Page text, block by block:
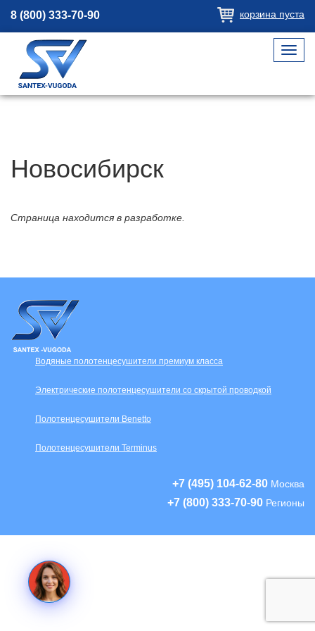
8 (800) 333-70-90 корзина пуста
Новосибирск
Страница находится в разработке.
Водяные полотенцесушители премиум класса
Электрические полотенцесушители со скрытой проводкой
Полотенцесушители Benetto
Полотенцесушители Terminus
+7 (495) 104-62-80 Москва
+7 (800) 333-70-90 Регионы